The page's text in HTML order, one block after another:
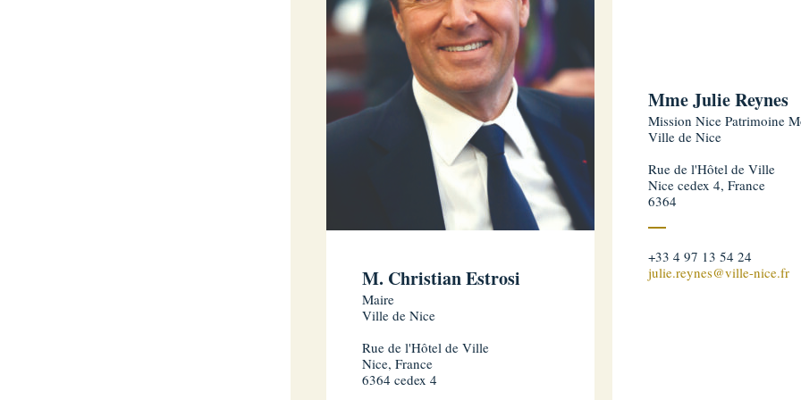
M. Christian Estrosi
Maire
Ville de Nice
Rue de l'Hôtel de Ville
Nice, France
6364 cedex 4
Mme Julie Reynes
Mission Nice Patrimoine
Ville de Nice
Rue de l'Hôtel de Ville
Nice cedex 4, France
6364
+33 4 97 13 54 24
julie.reynes@ville-nice.fr